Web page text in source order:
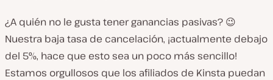
¿A quién no le gusta tener ganancias pasivas? 😉
Nuestra baja tasa de cancelación, ¡actualmente debajo
del 5%, hace que esto sea un poco más sencillo!
Estamos orgullosos que los afiliados de Kinsta puedan